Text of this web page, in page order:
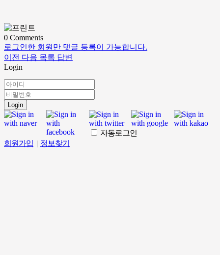
0 Comments
로그인한 회원만 댓글 등록이 가능합니다.
이전 다음 목록 답변
Login
Login
자동로그인
회원가입 | 정보찾기